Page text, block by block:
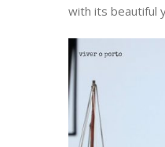
with its beautiful